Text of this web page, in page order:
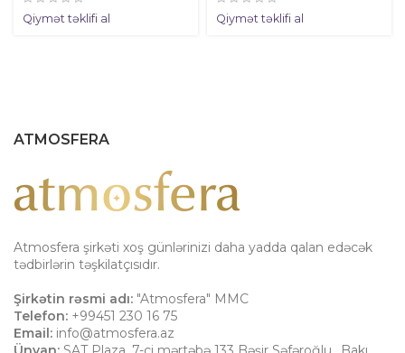
Qiymət təklifi al Qiymət təklifi al
ATMOSFERA
Atmosfera şirkəti xoş günlərinizi daha yadda qalan edəcək
tədbirlərin təşkilatçısıdır.
Şirkətin rəsmi adı: "Atmosfera" MMC
Telefon: +99451 230 16 75
Email: info@atmosfera.az